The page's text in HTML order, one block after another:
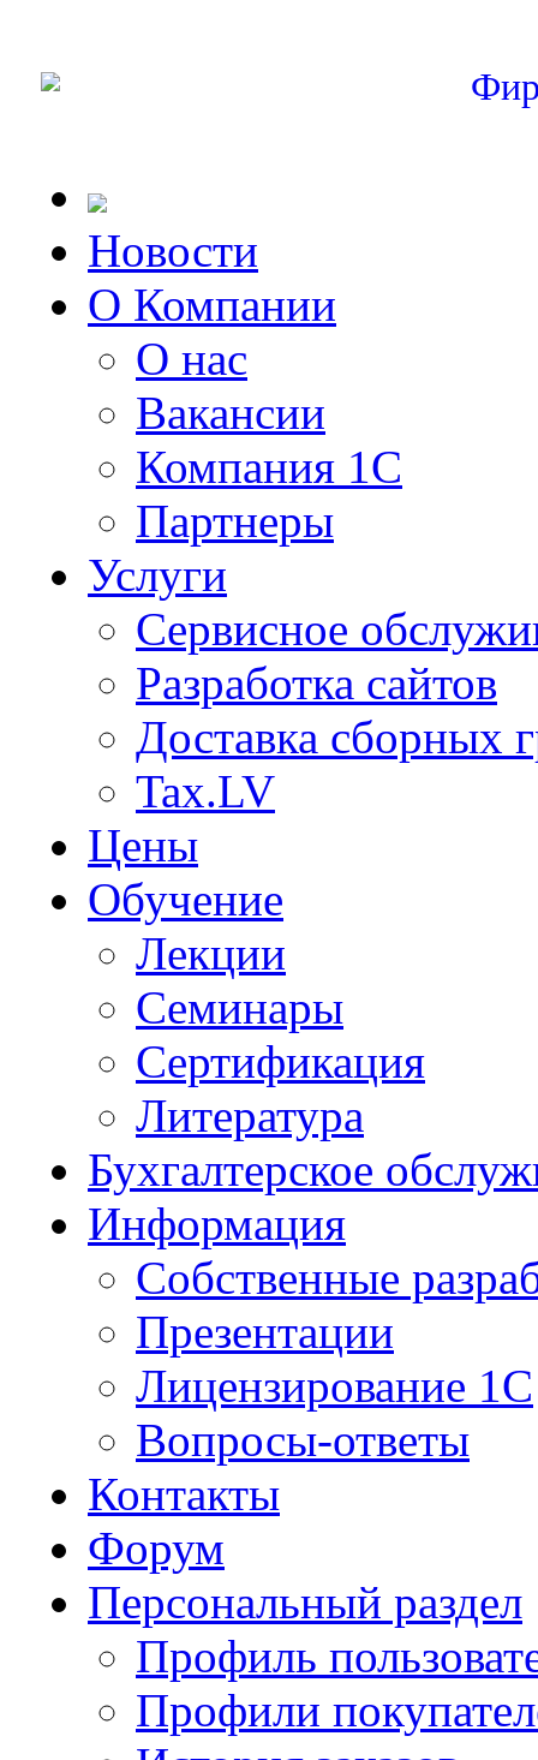
Новости
О Компании
О нас
Вакансии
Компания 1С
Партнеры
Услуги
Сервисное
Разработка сайтов
Доставка сборных
Tax.LV
Цены
Обучение
Лекции
Семинары
Сертификация
Литература
Бухгалтерское
Информация
Собственные
Презентации
Лицензирование 1С
Вопросы-ответы
Контакты
Форум
Персональный раздел
Профиль
Профили